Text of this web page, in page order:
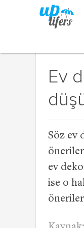
Ev
Söz ev
ev
ise o